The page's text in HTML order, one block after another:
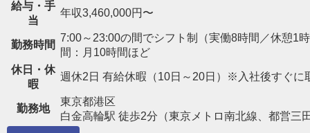
給与・手
当
年収3,460,000円〜
勤務時間
7:00～23:00の間でシフト制（実働8時間／休憩
間：月10時間ほど
休日・休
暇
週休2日 有給休暇（10日～20日）※入社後すぐに
勤務地
東京都港区
白金高輪駅 徒歩2分（東京メトロ南北線、都営三